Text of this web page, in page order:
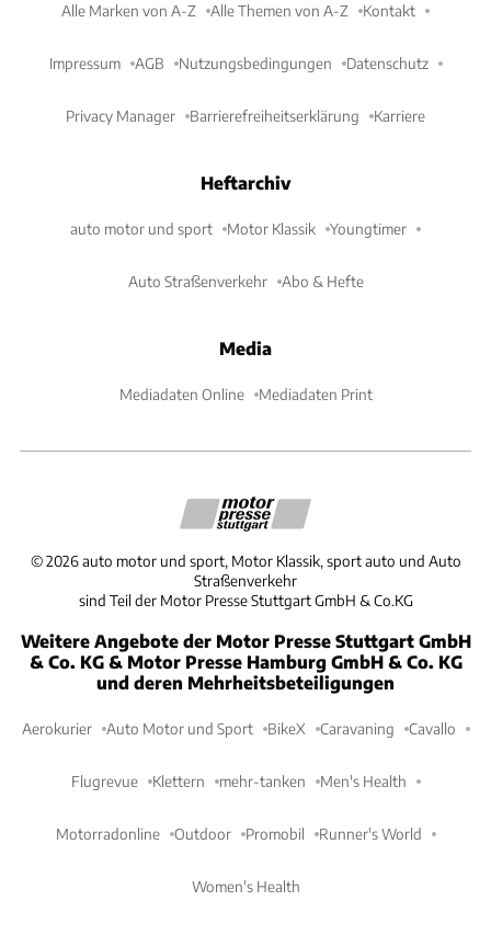
Alle Marken von A-Z Alle Themen von A-Z Kontakt
Impressum AGB Nutzungsbedingungen Datenschutz
Privacy Manager Barrierefreiheitserklärung Karriere
Heftarchiv
auto motor und sport Motor Klassik Youngtimer
Auto Straßenverkehr Abo & Hefte
Media
Mediadaten Online Mediadaten Print
©2026 auto motor und sport, Motor Klassik, sport auto und Auto
Straßenverkehr
sind Teil der Motor Presse Stuttgart GmbH & Co.KG
Weitere Angebote der Motor Presse Stuttgart GmbH
& Co. KG & Motor Presse Hamburg GmbH & Co. KG
und deren Mehrheitsbeteiligungen
Aerokurier Auto Motor und Sport BikeX Caravaning Cavallo
Flugrevue Klettern mehr-tanken Men's Health
Motorradonline Outdoor Promobil Runner's World
Women's Health